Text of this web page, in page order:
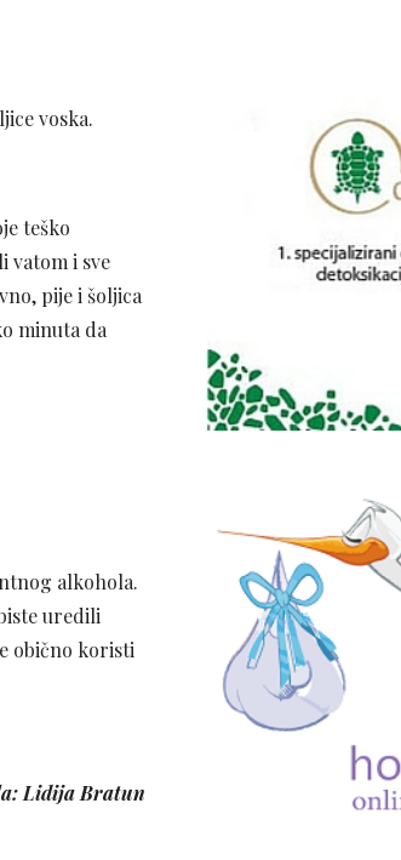
voska.
teško
vatom i sve
pije i šoljica
minuta da
alkohola.
uredili
obično koristi
Lidija Bratun